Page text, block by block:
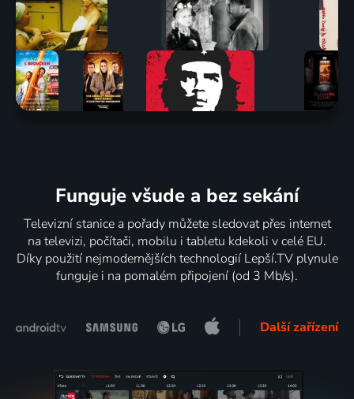
Funguje všude a bez sekání
Televizní stanice a pořady můžete sledovat přes internet
na televizi, počítači, mobilu i tabletu kdekoli v celé EU.
Díky použití nejmodernějších technologií Lepší.TV plynule
funguje i na pomalém připojení (od 3 Mb/s).
Další zařízení